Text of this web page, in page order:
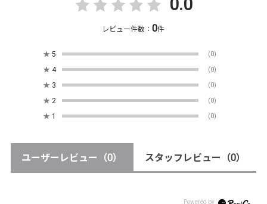
レビュー件数：0件
★ 5 (0)
★ 4 (0)
★ 3 (0)
★ 2 (0)
★ 1 (0)
ユーザーレビュー （0） スタッフレビュー （0）